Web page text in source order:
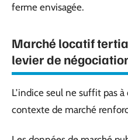
ferme envisagée.
Marché locatif
levier de
L’indice seul ne suffit pas
contexte de marché